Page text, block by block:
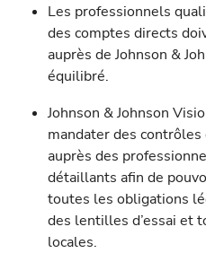
Les professionnels
des comptes directs
auprès de Johnson &
équilibré.
Johnson & Johnson
mandater des
auprès des
détaillants afin de
toutes les obligations
des lentilles d’essai et
locales.